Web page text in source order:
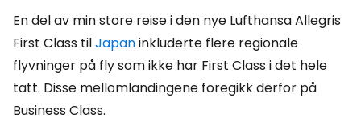
En del av min store reise i den nye Lufthansa Allegris
First Class tilJapaninkluderte flere regionale
flyvninger på fly som ikke har First Class i det hele
tatt. Disse mellomlandingene foregikk derfor på
Business Class.